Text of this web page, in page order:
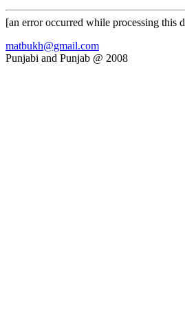
[an error occurred while processing this
matbukh@gmail.com
Punjabi and Punjab @ 2008